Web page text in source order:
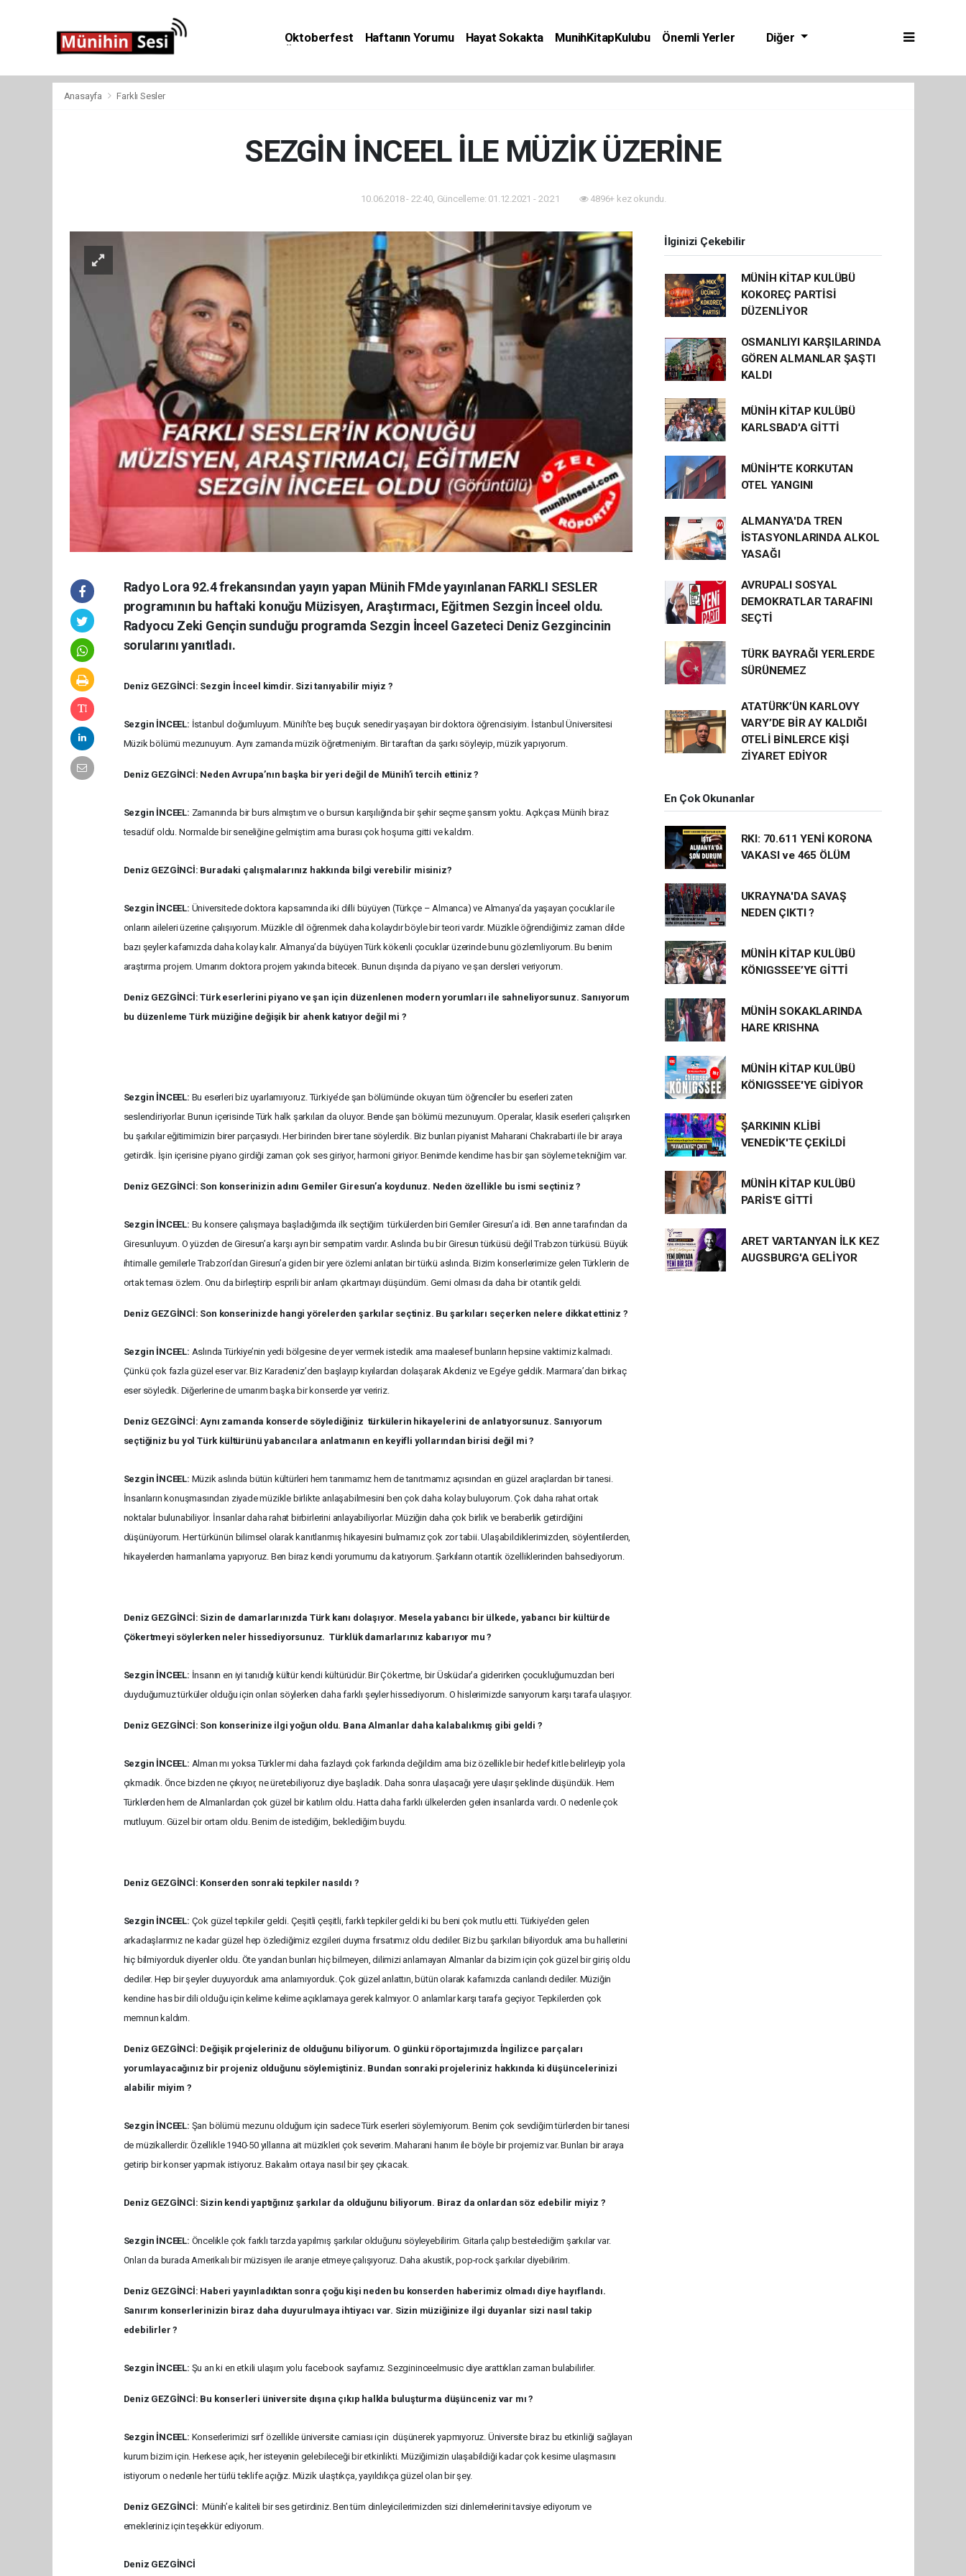
Oktoberfest Haftanın Yorumu Hayat Sokakta MunihKitapKulubu
Önemli Yerler
Diğer
Anasayfa Farklı Sesler
SEZGİN İNCEEL İLE MÜZİK ÜZERİNE
10.06.2018 - 22:40, Güncelleme: 01.12.2021 - 20:21 4896+ kez okundu.
Radyo Lora 92.4 frekansından yayın yapan Münih FMde yayınlanan FARKLI SESLER
programının bu haftaki konuğu Müzisyen, Araştırmacı, Eğitmen Sezgin İnceel oldu.
Radyocu Zeki Gençin sunduğu programda Sezgin İnceel Gazeteci Deniz Gezgincinin
sorularını yanıtladı.
Deniz GEZGİNCİ: Sezgin İnceel kimdir. Sizi tanıyabilir miyiz ?
Sezgin İNCEEL: İstanbul doğumluyum. Münih’te beş buçuk senedir yaşayan bir doktora öğrencisiyim. İstanbul Üniversitesi
Müzik bölümü mezunuyum. Aynı zamanda müzik öğretmeniyim. Bir taraftan da şarkı söyleyip, müzik yapıyorum.
Deniz GEZGİNCİ: Neden Avrupa’nın başka bir yeri değil de Münih’i tercih ettiniz ?
Sezgin İNCEEL: Zamanında bir burs almıştım ve o bursun karşılığında bir şehir seçme şansım yoktu. Açıkçası Münih biraz
tesadüf oldu. Normalde bir seneliğine gelmiştim ama burası çok hoşuma gitti ve kaldım.
Deniz GEZGİNCİ: Buradaki çalışmalarınız hakkında bilgi verebilir misiniz?
Sezgin İNCEEL: Üniversitede doktora kapsamında iki dilli büyüyen (Türkçe – Almanca) ve Almanya’da yaşayan çocuklar ile
onların aileleri üzerine çalışıyorum. Müzikle dil öğrenmek daha kolaydır böyle bir teori vardır. Müzikle öğrendiğimiz zaman dilde
bazı şeyler kafamızda daha kolay kalır. Almanya’da büyüyen Türk kökenli çocuklar üzerinde bunu gözlemliyorum. Bu benim
araştırma projem. Umarım doktora projem yakında bitecek. Bunun dışında da piyano ve şan dersleri veriyorum.
Deniz GEZGİNCİ: Türk eserlerini piyano ve şan için düzenlenen modern yorumları ile sahneliyorsunuz. Sanıyorum
bu düzenleme Türk müziğine değişik bir ahenk katıyor değil mi ?
Sezgin İNCEEL: Bu eserleri biz uyarlamıyoruz. Türkiye’de şan bölümünde okuyan tüm öğrenciler bu eserleri zaten
seslendiriyorlar. Bunun içerisinde Türk halk şarkıları da oluyor. Bende şan bölümü mezunuyum. Operalar, klasik eserleri çalışırken
bu şarkılar eğitimimizin birer parçasıydı. Her birinden birer tane söylerdik. Biz bunları piyanist Maharani Chakrabarti ile bir araya
getirdik. İşin içerisine piyano girdiği zaman çok ses giriyor, harmoni giriyor. Benimde kendime has bir şan söyleme tekniğim var.
Deniz GEZGİNCİ: Son konserinizin adını Gemiler Giresun’a koydunuz. Neden özellikle bu ismi seçtiniz ?
Sezgin İNCEEL: Bu konsere çalışmaya başladığımda ilk seçtiğim türkülerden biri Gemiler Giresun’a idi. Ben anne tarafından da
Giresunluyum. O yüzden de Giresun’a karşı ayrı bir sempatim vardır. Aslında bu bir Giresun türküsü değil Trabzon türküsü. Büyük
ihtimalle gemilerle Trabzon’dan Giresun’a giden bir yere özlemi anlatan bir türkü aslında. Bizim konserlerimize gelen Türklerin de
ortak teması özlem. Onu da birleştirip esprili bir anlam çıkartmayı düşündüm. Gemi olması da daha bir otantik geldi.
Deniz GEZGİNCİ: Son konserinizde hangi yörelerden şarkılar seçtiniz. Bu şarkıları seçerken nelere dikkat ettiniz ?
Sezgin İNCEEL: Aslında Türkiye’nin yedi bölgesine de yer vermek istedik ama maalesef bunların hepsine vaktimiz kalmadı.
Çünkü çok fazla güzel eser var. Biz Karadeniz’den başlayıp kıyılardan dolaşarak Akdeniz ve Ege’ye geldik. Marmara’dan birkaç
eser söyledik. Diğerlerine de umarım başka bir konserde yer veririz.
Deniz GEZGİNCİ: Aynı zamanda konserde söylediğiniz türkülerin hikayelerini de anlatıyorsunuz. Sanıyorum
seçtiğiniz bu yol Türk kültürünü yabancılara anlatmanın en keyifli yollarından birisi değil mi ?
Sezgin İNCEEL: Müzik aslında bütün kültürleri hem tanımamız hem de tanıtmamız açısından en güzel araçlardan bir tanesi.
İnsanların konuşmasından ziyade müzikle birlikte anlaşabilmesini ben çok daha kolay buluyorum. Çok daha rahat ortak
noktalar bulunabiliyor. İnsanlar daha rahat birbirlerini anlayabiliyorlar. Müziğin daha çok birlik ve beraberlik getirdiğini
düşünüyorum. Her türkünün bilimsel olarak kanıtlanmış hikayesini bulmamız çok zor tabii. Ulaşabildiklerimizden, söylentilerden,
hikayelerden harmanlama yapıyoruz. Ben biraz kendi yorumumu da katıyorum. Şarkıların otantik özelliklerinden bahsediyorum.
Deniz GEZGİNCİ: Sizin de damarlarınızda Türk kanı dolaşıyor. Mesela yabancı bir ülkede, yabancı bir kültürde
Çökertmeyi söylerken neler hissediyorsunuz. Türklük damarlarınız kabarıyor mu ?
Sezgin İNCEEL: İnsanın en iyi tanıdığı kültür kendi kültürüdür. Bir Çökertme, bir Üsküdar’a giderirken çocukluğumuzdan beri
duyduğumuz türküler olduğu için onları söylerken daha farklı şeyler hissediyorum. O hislerimizde sanıyorum karşı tarafa ulaşıyor.
Deniz GEZGİNCİ: Son konserinize ilgi yoğun oldu. Bana Almanlar daha kalabalıkmış gibi geldi ?
Sezgin İNCEEL: Alman mı yoksa Türkler mi daha fazlaydı çok farkında değildim ama biz özellikle bir hedef kitle belirleyip yola
çıkmadık. Önce bizden ne çıkıyor, ne üretebiliyoruz diye başladık. Daha sonra ulaşacağı yere ulaşır şeklinde düşündük. Hem
Türklerden hem de Almanlardan çok güzel bir katılım oldu. Hatta daha farklı ülkelerden gelen insanlarda vardı. O nedenle çok
mutluyum. Güzel bir ortam oldu. Benim de istediğim, beklediğim buydu.
Deniz GEZGİNCİ: Konserden sonraki tepkiler nasıldı ?
Sezgin İNCEEL: Çok güzel tepkiler geldi. Çeşitli çeşitli, farklı tepkiler geldi ki bu beni çok mutlu etti. Türkiye’den gelen
arkadaşlarımız ne kadar güzel hep özlediğimiz ezgileri duyma fırsatımız oldu dediler. Biz bu şarkıları biliyorduk ama bu hallerini
hiç bilmiyorduk diyenler oldu. Öte yandan bunları hiç bilmeyen, dilimizi anlamayan Almanlar da bizim için çok güzel bir giriş oldu
dediler. Hep bir şeyler duyuyorduk ama anlamıyorduk. Çok güzel anlattın, bütün olarak kafamızda canlandı dediler. Müziğin
kendine has bir dili olduğu için kelime kelime açıklamaya gerek kalmıyor. O anlamlar karşı tarafa geçiyor. Tepkilerden çok
memnun kaldım.
Deniz GEZGİNCİ: Değişik projeleriniz de olduğunu biliyorum. O günkü röportajımızda İngilizce parçaları
yorumlayacağınız bir projeniz olduğunu söylemiştiniz. Bundan sonraki projeleriniz hakkında ki düşüncelerinizi
alabilir miyim ?
Sezgin İNCEEL: Şan bölümü mezunu olduğum için sadece Türk eserleri söylemiyorum. Benim çok sevdiğim türlerden bir tanesi
de müzikallerdir. Özellikle 1940-50 yıllarına ait müzikleri çok severim. Maharani hanım ile böyle bir projemiz var. Bunları bir araya
getirip bir konser yapmak istiyoruz. Bakalım ortaya nasıl bir şey çıkacak.
Deniz GEZGİNCİ: Sizin kendi yaptığınız şarkılar da olduğunu biliyorum. Biraz da onlardan söz edebilir miyiz ?
Sezgin İNCEEL: Öncelikle çok farklı tarzda yapılmış şarkılar olduğunu söyleyebilirim. Gitarla çalıp bestelediğim şarkılar var.
Onları da burada Amerikalı bir müzisyen ile aranje etmeye çalışıyoruz. Daha akustik, pop-rock şarkılar diyebilirim.
Deniz GEZGİNCİ: Haberi yayınladıktan sonra çoğu kişi neden bu konserden haberimiz olmadı diye hayıflandı.
Sanırım konserlerinizin biraz daha duyurulmaya ihtiyacı var. Sizin müziğinize ilgi duyanlar sizi nasıl takip
edebilirler ?
Sezgin İNCEEL: Şu an ki en etkili ulaşım yolu facebook sayfamız. Sezgininceelmusic diye arattıkları zaman bulabilirler.
Deniz GEZGİNCİ: Bu konserleri üniversite dışına çıkıp halkla buluşturma düşünceniz var mı ?
Sezgin İNCEEL: Konserlerimizi sırf özellikle üniversite camiası için düşünerek yapmıyoruz. Üniversite biraz bu etkinliği sağlayan
kurum bizim için. Herkese açık, her isteyenin gelebileceği bir etkinlikti. Müziğimizin ulaşabildiği kadar çok kesime ulaşmasını
istiyorum o nedenle her türlü teklife açığız. Müzik ulaştıkça, yayıldıkça güzel olan bir şey.
Deniz GEZGİNCİ:Münih’e kaliteli bir ses getirdiniz. Ben tüm dinleyicilerimizden sizi dinlemelerini tavsiye ediyorum ve
emekleriniz için teşekkür ediyorum.
Deniz GEZGİNCİ
İlginizi Çekebilir
MÜNİH KİTAP KULÜBÜ
KOKOREÇ PARTİSİ
DÜZENLİYOR
OSMANLIYI KARŞILARINDA
GÖREN ALMANLAR ŞAŞTI
KALDI
MÜNİH KİTAP KULÜBÜ
KARLSBAD'A GİTTİ
MÜNİH'TE KORKUTAN
OTEL YANGINI
ALMANYA'DA TREN
İSTASYONLARINDA ALKOL
YASAĞI
AVRUPALI SOSYAL
DEMOKRATLAR TARAFINI
SEÇTİ
TÜRK BAYRAĞI YERLERDE
SÜRÜNEMEZ
ATATÜRK’ÜN KARLOVY
VARY’DE BİR AY KALDIĞI
OTELİ BİNLERCE KİŞİ
ZİYARET EDİYOR
En Çok Okunanlar
RKI: 70.611 YENİ KORONA
VAKASI ve 465 ÖLÜM
UKRAYNA'DA SAVAŞ
NEDEN ÇIKTI ?
MÜNİH KİTAP KULÜBÜ
KÖNIGSSEE’YE GİTTİ
MÜNİH SOKAKLARINDA
HARE KRISHNA
MÜNİH KİTAP KULÜBÜ
KÖNIGSSEE'YE GİDİYOR
ŞARKININ KLİBİ
VENEDİK'TE ÇEKİLDİ
MÜNİH KİTAP KULÜBÜ
PARİS'E GİTTİ
ARET VARTANYAN İLK KEZ
AUGSBURG'A GELİYOR